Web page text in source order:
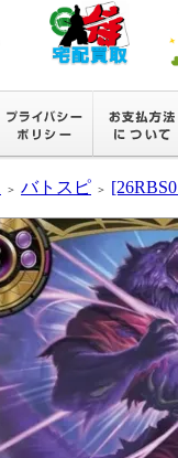
＞ バトスピ ＞